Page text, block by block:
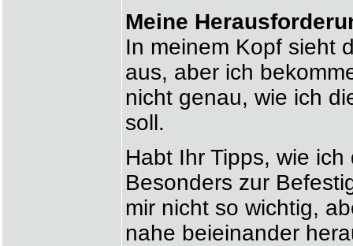
Meine
In meinem Kopf sieht
aus, aber ich
nicht genau, wie ich
soll.
Habt Ihr Tipps, wie
Besonders zur
mir nicht so wichtig,
nahe beieinander